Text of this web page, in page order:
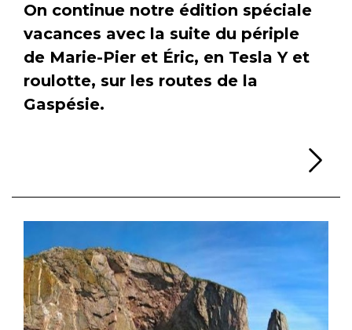
On continue notre édition spéciale
vacances avec la suite du périple
de Marie-Pier et Éric, en Tesla Y et
roulotte, sur les routes de la
Gaspésie.